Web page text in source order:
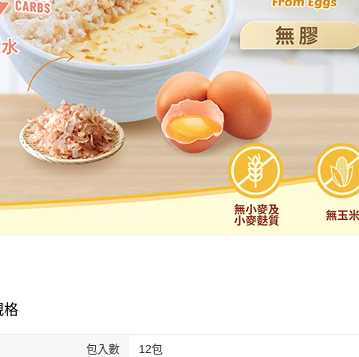
格
包入數 12包